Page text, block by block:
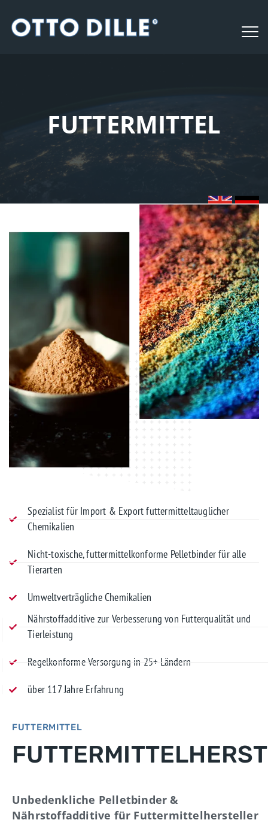
FUTTERMITTEL
Spezialist für Import & Export futtermitteltauglicher
Chemikalien
Nicht-toxische, futtermittelkonforme Pelletbinder für alle
Tierarten
Umweltverträgliche Chemikalien
Nährstoffadditive zur Verbesserung von Futterqualität und
Tierleistung
Regelkonforme Versorgung in 25+ Ländern
über 117 Jahre Erfahrung
MEHR ERFAHREN
FUTTERMITTEL
Unbedenkliche Pelletbinder &
Nährstoffadditive für Futtermittelhersteller